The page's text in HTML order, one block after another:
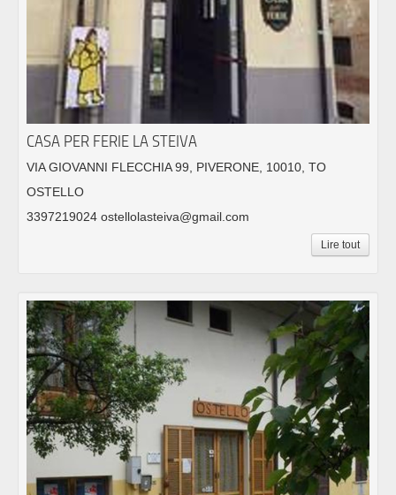
CASA PER FERIE LA STEIVA
VIA GIOVANNI FLECCHIA 99, PIVERONE, 10010, TO
OSTELLO
3397219024 ostellolasteiva@gmail.com
Lire tout